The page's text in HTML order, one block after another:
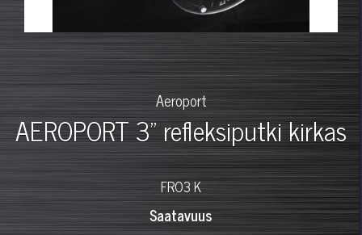
Aeroport
AEROPORT 3" refleksiputki kirkas
FRO3 K
Saatavuus